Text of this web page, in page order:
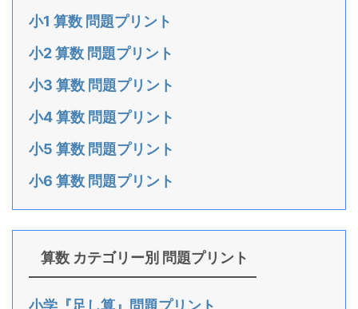
小1 算数 問題プリント
小2 算数 問題プリント
小3 算数 問題プリント
小4 算数 問題プリント
小5 算数 問題プリント
小6 算数 問題プリント
算数 カテゴリー別 問題プリント